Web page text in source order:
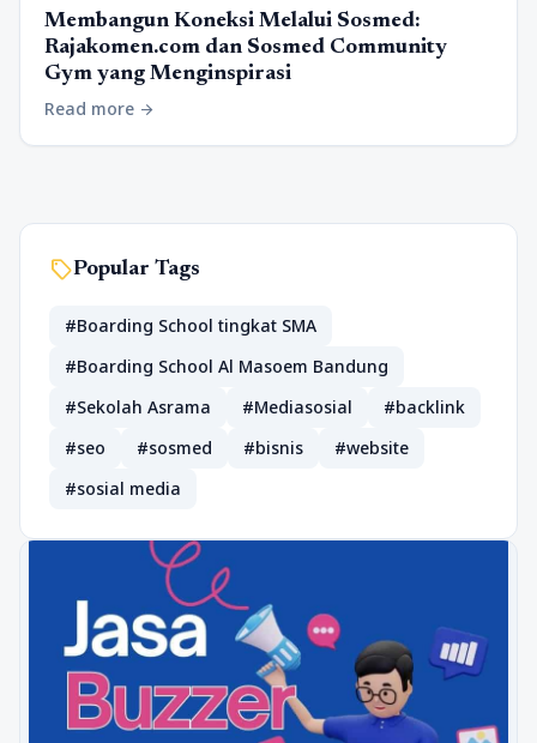
Membangun Koneksi Melalui Sosmed:
Rajakomen.com dan Sosmed Community
Gym yang Menginspirasi
Read more arrow_forward
sellPopular Tags
#Boarding School tingkat SMA
#Boarding School Al Masoem Bandung
#Sekolah Asrama
#Mediasosial
#backlink
#seo
#sosmed #bisnis
#website
#sosial media